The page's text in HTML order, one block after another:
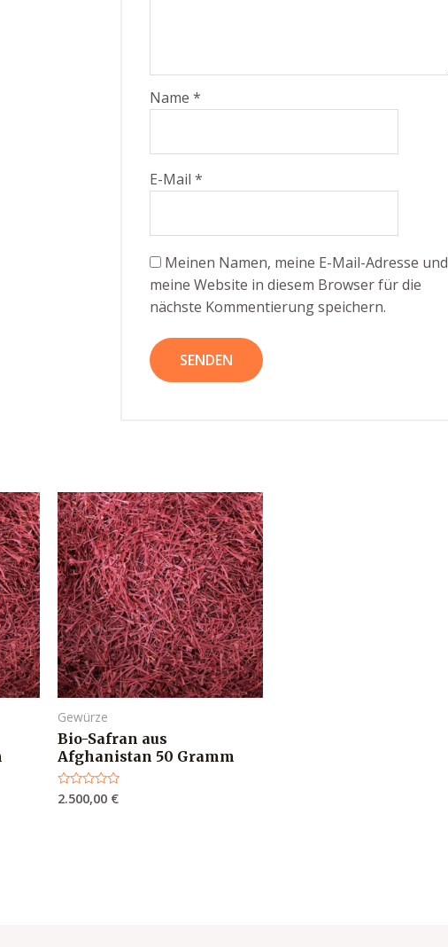
Name *
E-Mail *
Meinen Namen, meine E-Mail-Adresse und
meine Website in diesem Browser für die
nächste Kommentierung speichern.
Gewürze
Bio-Safran aus
Afghanistan 50 Gramm
Bewertet
2.500,00 €